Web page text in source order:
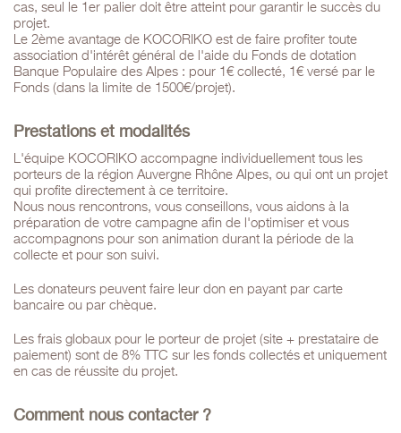
cas, seul le 1er palier doit être atteint pour garantir le succès du
projet.
Le 2ème avantage de KOCORIKO est de faire profiter toute
association d'intérêt général de l'aide du Fonds de dotation
Banque Populaire des Alpes : pour 1€ collecté, 1€ versé par le
Fonds (dans la limite de 1500€/projet).
Prestations et modalités
L'équipe KOCORIKO accompagne individuellement tous les
porteurs de la région Auvergne Rhône Alpes, ou qui ont un projet
qui profite directement à ce territoire.
Nous nous rencontrons, vous conseillons, vous aidons à la
préparation de votre campagne afin de l'optimiser et vous
accompagnons pour son animation durant la période de la
collecte et pour son suivi.
Les donateurs peuvent faire leur don en payant par carte
bancaire ou par chèque.
Les frais globaux pour le porteur de projet (site + prestataire de
paiement) sont de 8% TTC sur les fonds collectés et uniquement
en cas de réussite du projet.
Comment nous contacter ?